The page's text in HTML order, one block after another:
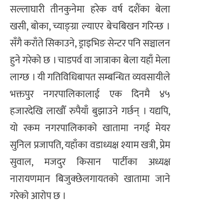
सल्लाघारी तीनकुनेमा हरेक वर्ष दशैंका बेला
खसी, बोका, च्याङ्ग्रा ल्याएर बेचबिखन गरिन्छ ।
सँगै कराँते सिकाउने, ड्राइभिङ सेन्टर पनि सञ्चालन
हुने गरेको छ । चाडपर्व वा जात्राका बेला यहाँ मेला
लाग्छ । यी गतिविधिबापत सम्बन्धित व्यवसायीले
भक्तपुर नगरपालिकालाई एक दिनमै ४५
हजारदेखि लाखौँ रुपैयाँ बुझाउने गर्छन् । यद्यपि,
यो रकम नगरपालिकाको खातामा नगई मेयर
सुनिल प्रजापति, यहाँका वडाध्यक्ष श्याम खत्री, प्रेम
सुवाल, मजदुर किसान पार्टीका अध्यक्ष
नारायणमान बिजुक्छेलगायतको खातामा जाने
गरेको आरोप छ ।